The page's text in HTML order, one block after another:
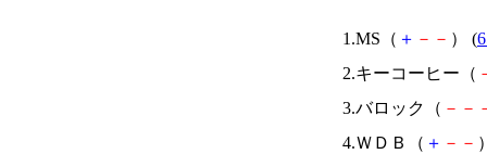
1.MS（ ＋ － － ） (
2.キーコーヒー（
3.バロック（ － －
4.ＷＤＢ（ ＋ － －